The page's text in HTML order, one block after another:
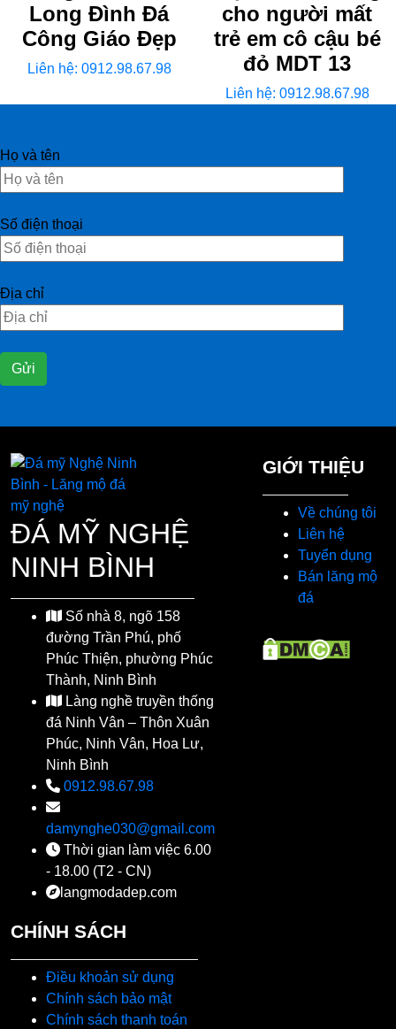
Long Đình Đá
Công Giáo Đẹp
Liên hệ: 0912.98.67.98
cho người mất
trẻ em cô cậu bé
đỏ MDT 13
Liên hệ: 0912.98.67.98
Họ và tên
Số điện thoại
Địa chỉ
ĐÁ MỸ NGHỆ
NINH BÌNH
Số nhà 8, ngõ 158
đường Trần Phú, phố
Phúc Thiện, phường Phúc
Thành, Ninh Bình
Làng nghề truyền thống
đá Ninh Vân – Thôn Xuân
Phúc, Ninh Vân, Hoa Lư,
Ninh Bình
0912.98.67.98
damynghe030@gmail.com
Thời gian làm việc 6.00
- 18.00 (T2 - CN)
langmodadep.com
GIỚI THIỆU
Về chúng tôi
Liên hệ
Tuyển dụng
Bán lăng mộ
đá
CHÍNH SÁCH
Điều khoản sử dụng
Chính sách bảo mật
Chính sách thanh toán